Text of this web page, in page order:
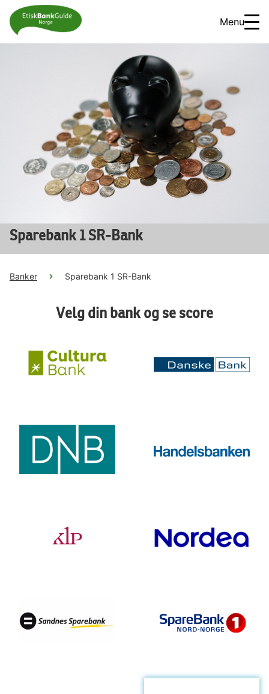
Menu
Sparebank 1 SR-Bank
Banker Sparebank 1 SR-Bank
Velg din bank og se score